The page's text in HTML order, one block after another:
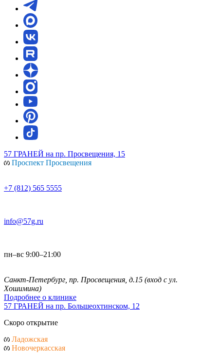
57 ГРАНЕЙ на пр. Просвещения, 15
Проспект Просвещения
+7 (812) 565 5555
info@57g.ru
пн–вс 9:00–21:00
Санкт-Петербург, пр. Просвещения, д.15 (вход с ул.
Хошимина)
Подробнее о клинике
57 ГРАНЕЙ на пр. Большеохтинском, 12
Скоро открытие
Ладожская
Новочеркасская